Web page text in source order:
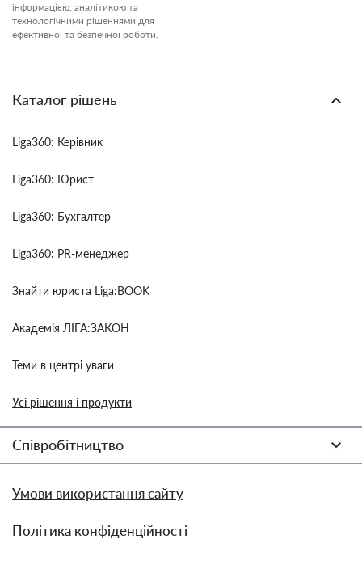
інформацією, аналітикою та
технологічними рішеннями для
ефективної та безпечної роботи.
Каталог рішень
Liga360: Керівник
Liga360: Юрист
Liga360: Бухгалтер
Liga360: PR-менеджер
Знайти юриста Liga:BOOK
Академія ЛІГА:ЗАКОН
Теми в центрі уваги
Усі рішення і продукти
Співробітництво
Умови використання сайту
Політика конфіденційності